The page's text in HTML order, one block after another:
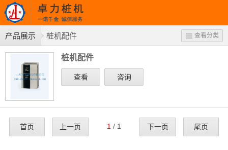
产品展示 桩机配件 查看分类
桩机配件
查看 咨询
首页 上一页 1 / 1 下一页 尾页